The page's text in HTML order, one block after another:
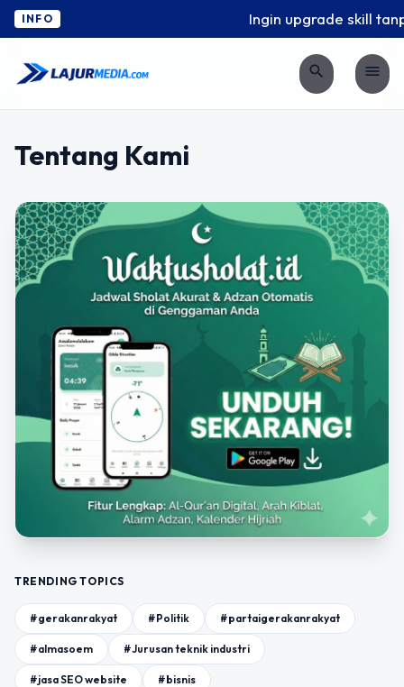
INFO Ingin upgrade skill
search menu
Tentang Kami
TRENDING TOPICS
#gerakanrakyat #Politik #partaigerakanrakyat
#almasoem #Jurusan teknik industri
#jasa SEO website #bisnis